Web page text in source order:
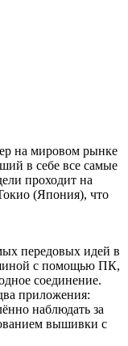
на мировом рынке
в себе все самые
проходит на
(Япония), что
передовых идей в
с помощью ПК,
соединение.
приложения:
наблюдать за
вышивки с